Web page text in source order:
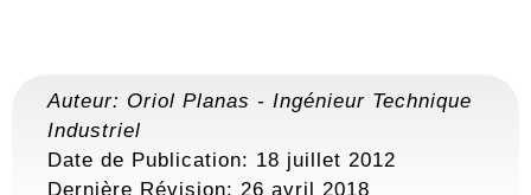
Auteur: Oriol Planas - Ingénieur Technique
Industriel
Date de Publication: 18 juillet 2012
Dernière Révision: 26 avril 2018